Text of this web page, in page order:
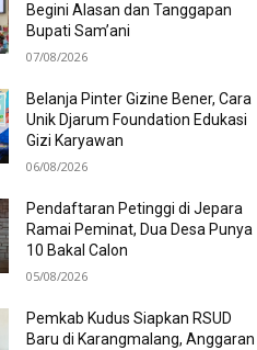
Begini Alasan dan Tanggapan
Bupati Sam’ani
07/08/2026
Belanja Pinter Gizine Bener, Cara
Unik Djarum Foundation Edukasi
Gizi Karyawan
06/08/2026
Pendaftaran Petinggi di Jepara
Ramai Peminat, Dua Desa Punya
10 Bakal Calon
05/08/2026
Pemkab Kudus Siapkan RSUD
Baru di Karangmalang, Anggaran